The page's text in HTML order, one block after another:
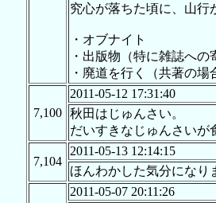
究心が落ちた頃に、山
・オブナイト
・出版物（特に雑誌へ
・廃道を行く（共著の
7,100
2011-05-12 17:31:40
秋田はじゅんさい。
だいすきなじゅんさいが
7,104
2011-05-13 12:14:15
ほんわかした気分になり
2011-05-07 20:11:26